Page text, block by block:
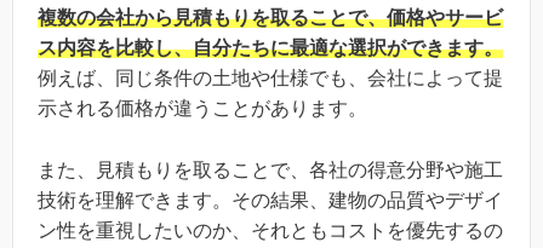
複数の会社から見積もりを取ることで、価格やサービ
ス内容を比較し、自分たちに最適な選択ができます。
例えば、同じ条件の土地や仕様でも、会社によって提
示される価格が違うことがあります。
また、見積もりを取ることで、各社の得意分野や施工
技術を理解できます。その結果、建物の品質やデザイ
ン性を重視したいのか、それともコストを優先するの